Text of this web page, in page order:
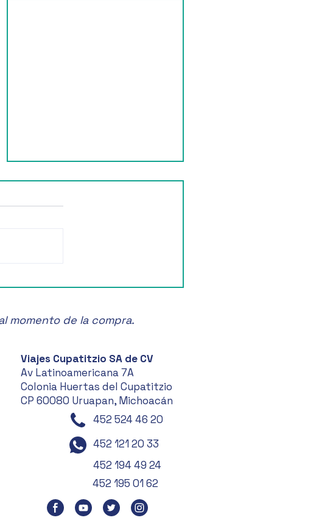
momento de la compra.
Viajes Cupatitzio SA de CV
Av Latinoamericana 7A
Colonia Huertas del Cupatitzio
CP 60080 Uruapan, Michoacán
452 524 46 20
452 121 20 33
452 194 49 24
452 195 01 62